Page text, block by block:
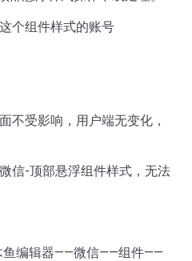
个组件样式的账号
不受影响，用户端无变化，
信-顶部悬浮组件样式，无法
鱼编辑器——微信——组件——